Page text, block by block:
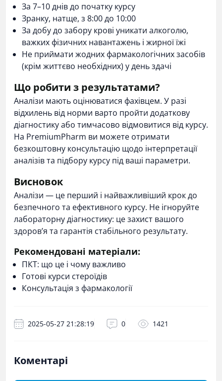
За 7–10 днів до початку курсу
Зранку, натще, з 8:00 до 10:00
За добу до забору крові уникати алкоголю,
важких фізичних навантажень і жирної їжі
Не приймати жодних фармакологічних засобів
(крім життєво необхідних) у день здачі
Що робити з результатами?
Аналізи мають оцінюватися фахівцем. У разі
відхилень від норми варто пройти додаткову
діагностику або тимчасово відмовитися від курсу.
На PremiumPharm ви можете отримати
безкоштовну консультацію щодо інтерпретації
аналізів та підбору курсу під ваші параметри.
Висновок
Аналізи — це перший і найважливіший крок до
безпечного та ефективного курсу. Не ігноруйте
лабораторну діагностику: це захист вашого
здоров’я та гарантія стабільного результату.
Рекомендовані матеріали:
ПКТ: що це і чому важливо
Готові курси стероїдів
Консультація з фармакології
2025-05-27 21:28:19 0 1421
Коментарі